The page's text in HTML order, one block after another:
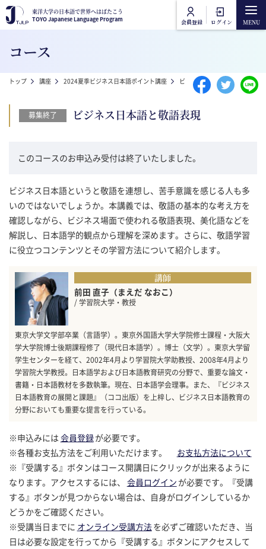
メインコンテンツに移動
東洋大学の日本語で世界へはばたこう
TOYO Japanese Language Program
会員登録 ログイン
東洋大学の日本語で世界へはばたこう
TOYO Japanese Language Program
Main navigation
東洋大学一般教養講座
オンライン受講方法
よくあるご質問
お問合せ
コース
パンくず
トップ 講座 2024夏季ビジネス日本語ポイント講座 ビジネス日本語と敬語表現
募集終了 ビジネス日本語と敬語表現
このコースのお申込み受付は終了いたしました。
ビジネス日本語というと敬語を連想し、苦手意識を感じる人も多
いのではないでしょうか。本講義では、敬語の基本的な考え方を
確認しながら、ビジネス場面で使われる敬語表現、美化語などを
解説し、日本語学的観点から理解を深めます。さらに、敬語学習
に役立つコンテンツとその学習方法について紹介します。
講師
前田 直子（まえだ なおこ）
/ 学習院大学・教授
東京大学文学部卒業（言語学）。東京外国語大学大学院修士課程・大阪大
学大学院博士後期課程修了（現代日本語学）。博士（文学）。東京大学留
学生センターを経て、2002年4月より学習院大学助教授、2008年4月より
学習院大学教授。日本語学および日本語教育研究の分野で、重要な論文・
書籍・日本語教材を多数執筆。現在、日本語学会理事。また、『ビジネス
日本語教育の展開と課題』（ココ出版）を上梓し、ビジネス日本語教育の
分野においても重要な提言を行っている。
※申込みには 会員登録が必要です。
※各種お支払方法をご利用いただけます。
お支払方法について
※『受講する』ボタンはコース開講日にクリックが出来るように
なります。アクセスするには、
会員ログイン が必要です。『受講
する』ボタンが見つからない場合は、自身がログインしているか
どうかをご確認ください。
※受講当日までに オンライン受講方法を必ずご確認いただき、当
日は必要な設定を行ってから『受講する』ボタンにアクセスして